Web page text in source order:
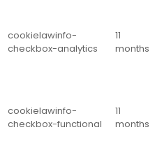
cookielawinfo-
checkbox-analytics
11
months
cookielawinfo-
checkbox-functional
11
months